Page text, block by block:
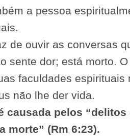
a pessoa
de ouvir as conversas
sente dor; está morto.
faculdades espirituais
não lhe der vida.
causada pelos “delitos
morte” (Rm 6:23).